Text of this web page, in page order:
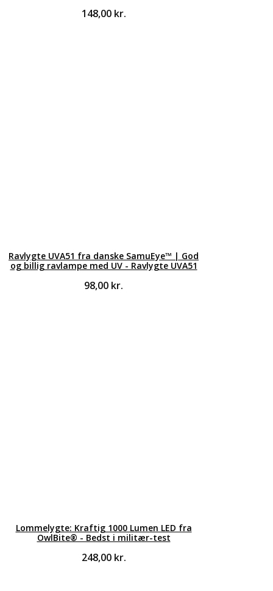
148,00 kr.
Ravlygte UVA51 fra danske SamuEye™ | God
og billig ravlampe med UV - Ravlygte UVA51
98,00 kr.
Lommelygte: Kraftig 1000 Lumen LED fra
OwlBite® - Bedst i militær-test
248,00 kr.